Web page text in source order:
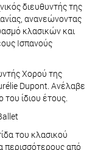
διευθυντής της
ανανεώνοντας
κλασικών και
Ισπανούς
Χορού της
Dupont. Ανέλαβε
ίδιου έτους.
του κλασικού
περισσότερους από